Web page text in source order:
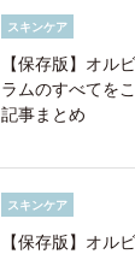
スキンケア
【保存版】オル
ラムのすべてを
記事まとめ
スキンケア
【保存版】オル